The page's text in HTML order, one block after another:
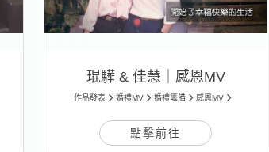
琨驊 & 佳慧｜感恩MV
作品發表 婚禮MV 婚禮籌備 感恩MV
點擊前往